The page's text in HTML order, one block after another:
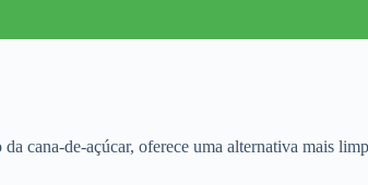
cana-de-açúcar, oferece uma alternativa mais